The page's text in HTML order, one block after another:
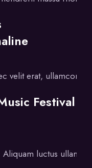
velit erat,
Festival
luctus